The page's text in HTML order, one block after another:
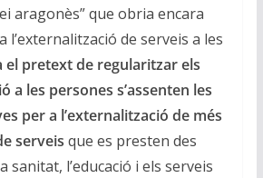
aragonès” que obria encara
l’externalització de serveis a les
el pretext de regularitzar els
a les persones s’assenten les
per a l’externalització de més
serveis que es presten des
sanitat, l’educació i els serveis